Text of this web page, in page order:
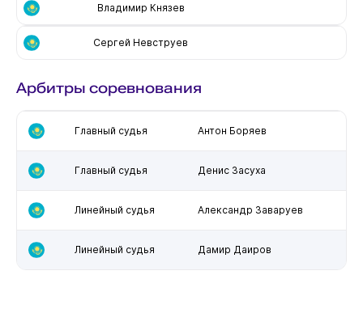
Владимир Князев
Сергей Невструев
Арбитры соревнования
Главный судья Антон Боряев
Главный судья Денис Засуха
Линейный судья Александр Заваруев
Линейный судья Дамир Даиров